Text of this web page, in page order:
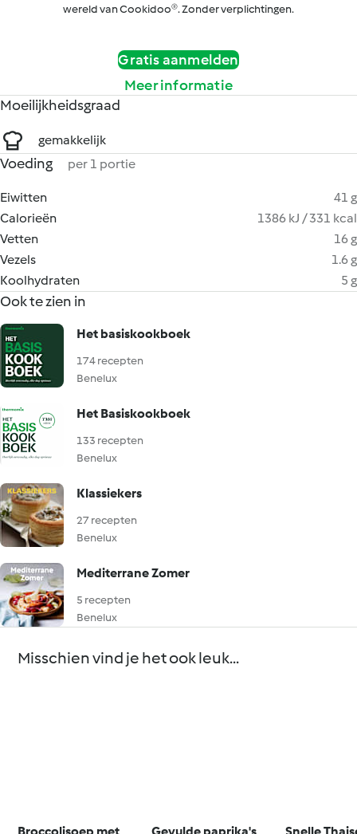
wereld van Cookidoo®. Zonder verplichtingen.
Gratis aanmelden
Meer informatie
Moeilijkheidsgraad
gemakkelijk
Voeding per 1 portie
Eiwitten
41 g
Calorieën
1386 kJ / 331 kcal
Vetten
16 g
Vezels
1.6 g
Koolhydraten
5 g
Ook te zien in
Het basiskookboek
174 recepten
Benelux
Het Basiskookboek
133 recepten
Benelux
Klassiekers
27 recepten
Benelux
Mediterrane Zomer
5 recepten
Benelux
Misschien vind je het ook leuk...